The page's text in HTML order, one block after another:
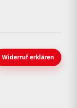
Widerruf erklären